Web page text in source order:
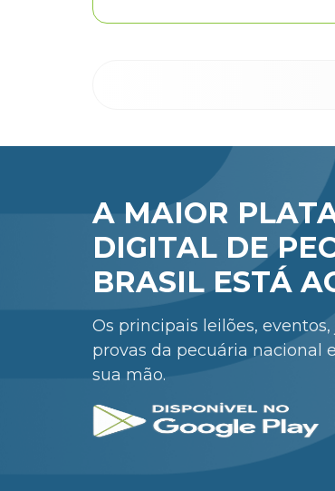
A MAIOR
DIGITAL DE
BRASIL ESTÁ
Os principais leilões,
provas da pecuária nacional
sua mão.